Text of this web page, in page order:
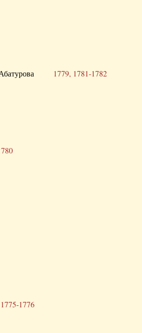
Абатурова 1779, 1781-1782
1775-1776